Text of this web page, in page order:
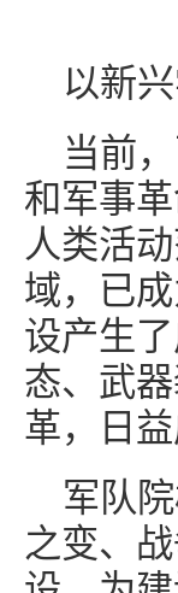
以新
当前
和军事
人类活
域，已
设产生
态、武
革，日
军队
之变、